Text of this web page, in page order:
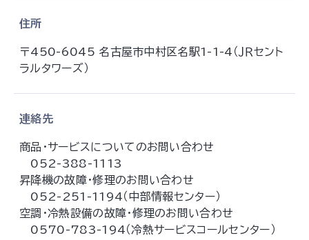
住所
〒450-6045 名古屋市中村区名駅1-1-4（ＪＲセント
ラルタワーズ）
連絡先
商品・サービスについてのお問い合わせ
052-388-1113
昇降機の故障・修理のお問い合わせ
052-251-1194（中部情報センター）
空調・冷熱設備の故障・修理のお問い合わせ
0570-783-194（冷熱サービスコールセンター）